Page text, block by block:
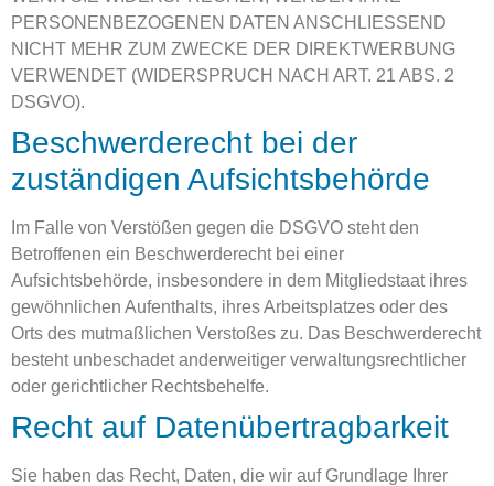
PERSONENBEZOGENEN DATEN ANSCHLIESSEND
NICHT MEHR ZUM ZWECKE DER DIREKTWERBUNG
VERWENDET (WIDERSPRUCH NACH ART. 21 ABS. 2
DSGVO).
Beschwerde­recht bei der
zuständigen Aufsichts­behörde
Im Falle von Verstößen gegen die DSGVO steht den
Betroffenen ein Beschwerderecht bei einer
Aufsichtsbehörde, insbesondere in dem Mitgliedstaat ihres
gewöhnlichen Aufenthalts, ihres Arbeitsplatzes oder des
Orts des mutmaßlichen Verstoßes zu. Das Beschwerderecht
besteht unbeschadet anderweitiger verwaltungsrechtlicher
oder gerichtlicher Rechtsbehelfe.
Recht auf Daten­übertrag­barkeit
Sie haben das Recht, Daten, die wir auf Grundlage Ihrer